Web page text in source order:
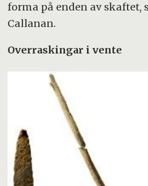
forma på enden av skaftet,
Callanan.
Overraskingar i vente